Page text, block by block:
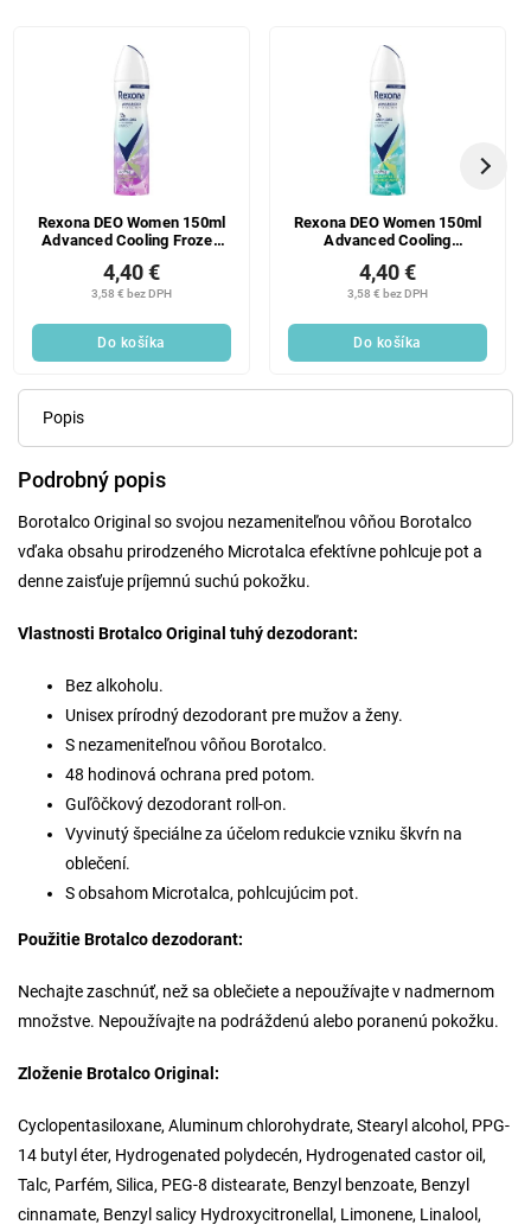
Rexona DEO Women 150ml
Advanced Cooling Frozen
3,58 € bez DPH
4,40 €
Do košíka
Rexona DEO Women 150ml
Advanced Cooling
Water Ks
3,58 € bez DPH
4,40 €
Do košíka
Popis
Podrobný popis
Borotalco Original so svojou nezameniteľnou vôňou Borotalco
vďaka obsahu prirodzeného Microtalca efektívne pohlcuje pot a
denne zaisťuje príjemnú suchú pokožku.
Vlastnosti Brotalco Original tuhý dezodorant:
Bez alkoholu.
Unisex prírodný dezodorant pre mužov a ženy.
S nezameniteľnou vôňou Borotalco.
48 hodinová ochrana pred potom.
Guľôčkový dezodorant roll-on.
Vyvinutý špeciálne za účelom redukcie vzniku škvŕn na
oblečení.
S obsahom Microtalca, pohlcujúcim pot.
Použitie Brotalco dezodorant:
Nechajte zaschnúť, než sa oblečiete a nepoužívajte v nadmernom
množstve. Nepoužívajte na podráždenú alebo poranenú pokožku.
Zloženie Brotalco Original:
Cyclopentasiloxane, Aluminum chlorohydrate, Stearyl alcohol, PPG-
14 butyl éter, Hydrogenated polydecén, Hydrogenated castor oil,
Talc, Parfém, Silica, PEG-8 distearate, Benzyl benzoate, Benzyl
cinnamate, Benzyl salicy Hydroxycitronellal, Limonene, Linalool,